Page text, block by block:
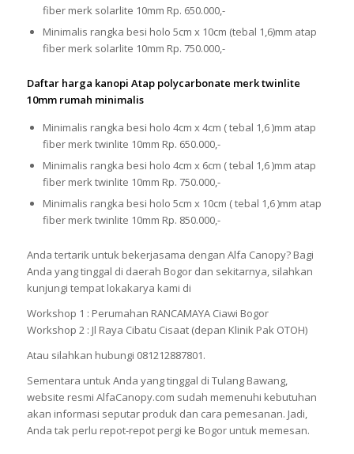
fiber merk solarlite 10mm Rp. 650.000,-
Minimalis rangka besi holo 5cm x 10cm (tebal 1,6)mm atap
fiber merk solarlite 10mm Rp. 750.000,-
Daftar harga kanopi Atap polycarbonate merk twinlite
10mm rumah minimalis
Minimalis rangka besi holo 4cm x 4cm ( tebal 1,6 )mm atap
fiber merk twinlite 10mm Rp. 650.000,-
Minimalis rangka besi holo 4cm x 6cm ( tebal 1,6 )mm atap
fiber merk twinlite 10mm Rp. 750.000,-
Minimalis rangka besi holo 5cm x 10cm ( tebal 1,6 )mm atap
fiber merk twinlite 10mm Rp. 850.000,-
Anda tertarik untuk bekerjasama dengan Alfa Canopy? Bagi
Anda yang tinggal di daerah Bogor dan sekitarnya, silahkan
kunjungi tempat lokakarya kami di
Workshop 1 : Perumahan RANCAMAYA Ciawi Bogor
Workshop 2 : Jl Raya Cibatu Cisaat (depan Klinik Pak OTOH)
Atau silahkan hubungi 081212887801.
Sementara untuk Anda yang tinggal di Tulang Bawang,
website resmi AlfaCanopy.com sudah memenuhi kebutuhan
akan informasi seputar produk dan cara pemesanan. Jadi,
Anda tak perlu repot-repot pergi ke Bogor untuk memesan.